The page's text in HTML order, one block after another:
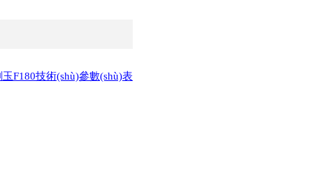
玉F180技術(shù)參數(shù)表